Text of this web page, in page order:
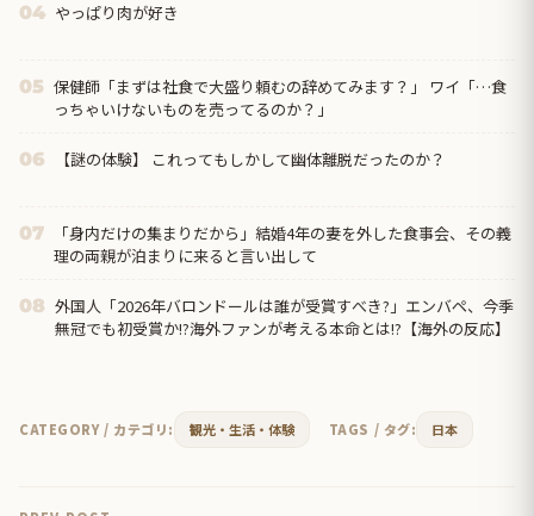
04 やっぱり肉が好き
05 保健師「まずは社食で大盛り頼むの辞めてみます？」 ワイ「…食
っちゃいけないものを売ってるのか？」
06 【謎の体験】 これってもしかして幽体離脱だったのか？
07
「身内だけの集まりだから」結婚4年の妻を外した食事会、その義
理の両親が泊まりに来ると言い出して
08 外国人「2026年バロンドールは誰が受賞すべき?」エンバペ、今季
無冠でも初受賞か!?海外ファンが考える本命とは!?【海外の反応】
CATEGORY / カテゴリ: 観光・生活・体験 TAGS / タグ: 日本